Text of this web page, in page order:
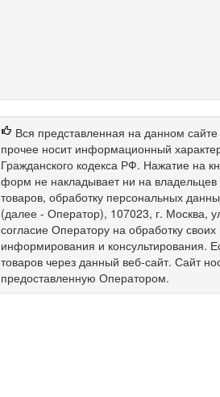
Вся представленная на данном
прочее носит информационный
Гражданского кодекса РФ. Нажатие на
форм не накладывает ни на
товаров, обработку персональных
(далее - Оператор), 107023, г. Москва,
согласие Оператору на обработку
информирования и консультирования.
товаров через данный веб-сайт. Сайт
предоставленную Оператором.